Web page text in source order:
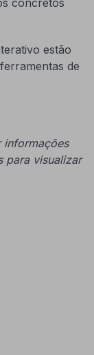
concretos
estão
de
informações
para visualizar